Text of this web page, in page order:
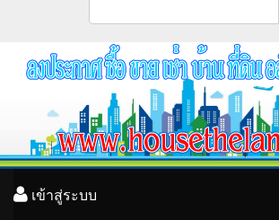
เข้าสู่ระบบ